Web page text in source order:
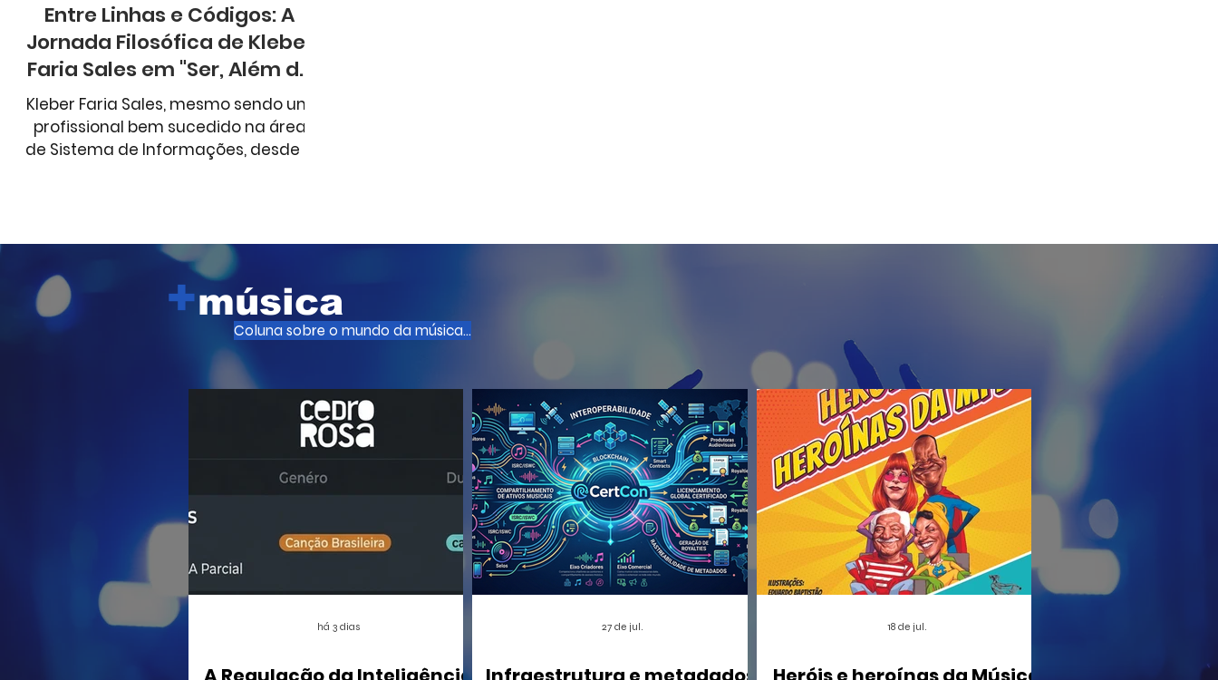
Entre Linhas e Códigos: A
Jornada Filosófica de Kleber
Faria Sales em "Ser, Além de
Existir"
Kleber Faria Sales, mesmo sendo um
profissional bem sucedido na área
de Sistema de Informações, desde a
+música
Coluna sobre o mundo da música...
há 3 dias 27 de jul. 18 de jul.